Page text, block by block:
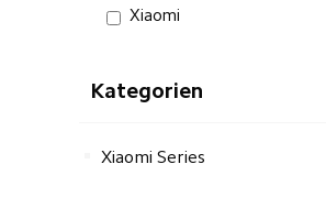
Xiaomi
Kategorien
Xiaomi Series